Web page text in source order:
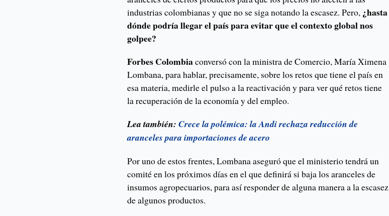
industrias colombianas y que no se siga notando la escasez. Pero, ¿hasta
dónde podría llegar el país para evitar que el contexto global nos
golpee?
Forbes Colombiaconversó con la ministra de Comercio, María Ximena
Lombana, para hablar, precisamente, sobre los retos que tiene el país en
esa materia, medirle el pulso a la reactivación y para ver qué retos tiene
la recuperación de la economía y del empleo.
Lea también:Crece la polémica: la Andi rechaza reducción de
aranceles para importaciones de acero
Por uno de estos frentes, Lombana aseguró que el ministerio tendrá un
comité en los próximos días en el que definirá si baja los aranceles de
insumos agropecuarios, para así responder de alguna manera a la escasez
de algunos productos.